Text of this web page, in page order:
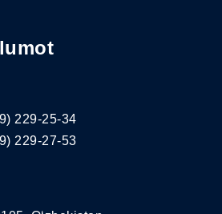
229-25-34
229-27-53